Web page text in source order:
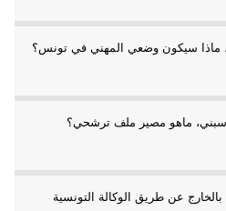
، ماذا سيكون وضعي المهني في تونس؟
ماهو مصير ملف ترشحي؟
عن طريق الوكالة التونسية